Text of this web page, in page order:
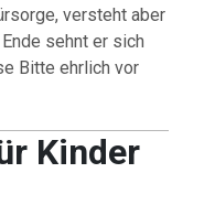
versteht aber
sehnt er sich
Bitte ehrlich vor
Kinder